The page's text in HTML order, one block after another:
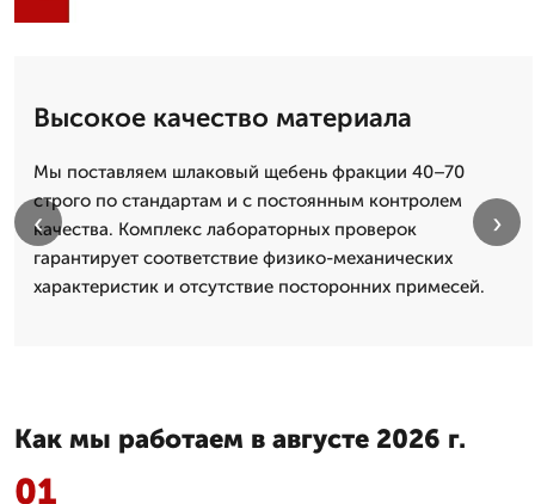
Высокое качество материала
Мы поставляем шлаковый щебень фракции 40–70
строго по стандартам и с постоянным контролем
качества. Комплекс лабораторных проверок
гарантирует соответствие физико-механических
характеристик и отсутствие посторонних примесей.
‹ ›
Как мы работаем в августе 2026 г.
01